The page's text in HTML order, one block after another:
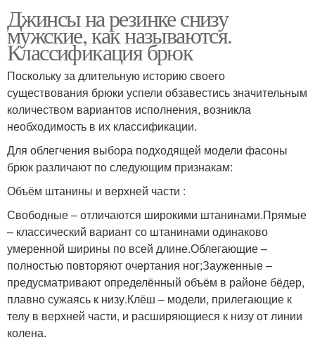
Джинсы на резинке снизу
мужские, как называются.
Классификация брюк
Поскольку за длительную историю своего
существования брюки успели обзавестись значительным
количеством вариантов исполнения, возникла
необходимость в их классификации.
Для облегчения выбора подходящей модели фасоны
брюк различают по следующим признакам:
Объём штанины и верхней части :
Свободные – отличаются широкими штанинами.Прямые
– классический вариант со штанинами одинаково
умеренной ширины по всей длине.Облегающие –
полностью повторяют очертания ног;Зауженные –
предусматривают определённый объём в районе бёдер,
плавно сужаясь к низу.Клёш – модели, прилегающие к
телу в верхней части, и расширяющиеся к низу от линии
колена.